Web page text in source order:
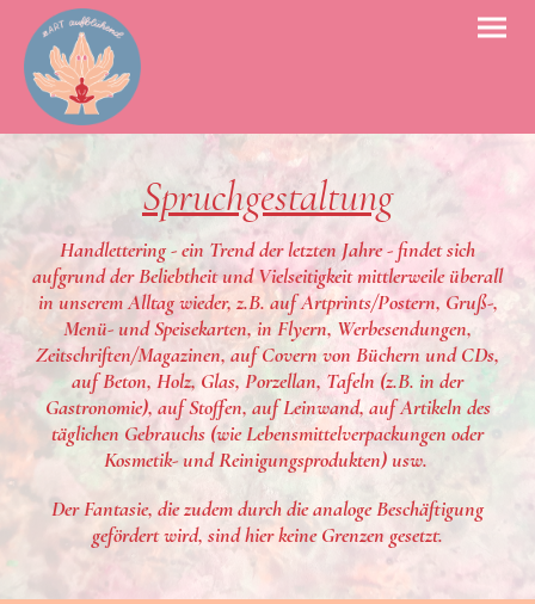
Spruchgestaltung
Handlettering - ein Trend der letzten Jahre - findet sich
aufgrund der Beliebtheit und Vielseitigkeit mittlerweile überall
in unserem Alltag wieder, z.B. auf Artprints/Postern, Gruß-,
Menü- und Speisekarten, in Flyern, Werbesendungen,
Zeitschriften/Magazinen, auf Covern von Büchern und CDs,
auf Beton, Holz, Glas, Porzellan, Tafeln (z.B. in der
Gastronomie), auf Stoffen, auf Leinwand, auf Artikeln des
täglichen Gebrauchs (wie Lebensmittelverpackungen oder
Kosmetik- und Reinigungsprodukten) usw.
Der Fantasie, die zudem durch die analoge Beschäftigung
gefördert wird, sind hier keine Grenzen gesetzt.